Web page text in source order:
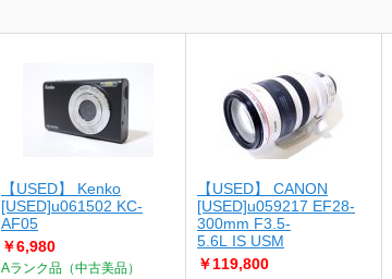
【USED】 Kenko
[USED]u061502 KC-
AF05
￥6,980
Aランク品（中古美品）
【USED】 CANON
[USED]u059217 EF28-
300mm F3.5-
5.6L IS USM
￥119,800